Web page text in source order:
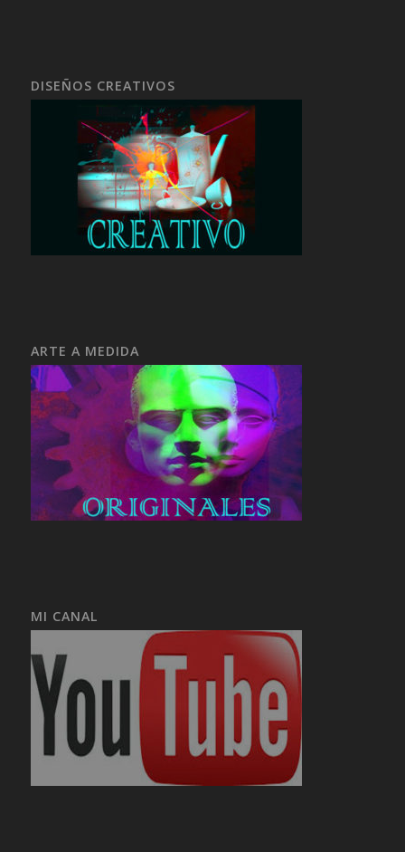
DISEÑOS CREATIVOS
ARTE A MEDIDA
MI CANAL